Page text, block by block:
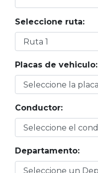
Seleccione ruta:
Placas de vehiculo:
Conductor:
Departamento: